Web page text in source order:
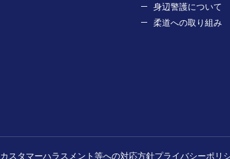
身辺警護について
柔道への取り組み
カスタマーハラスメント等への対応方針プライバシーポリ